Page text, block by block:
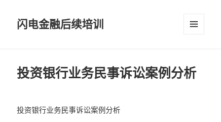
闪电金融后续培训
投资银行业务民事诉讼案例分析
投资银行业务民事诉讼案例分析